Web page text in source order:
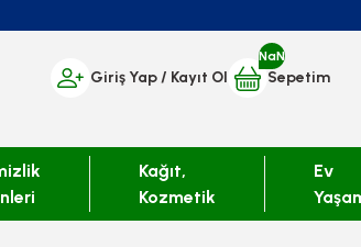
Giriş Yap/ Kayıt Ol
NaN
Sepetim
Kağıt,
Kozmetik
Ev